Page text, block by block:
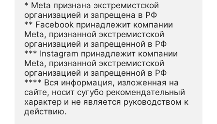
* Meta признана экстремистской
организацией и запрещена в РФ
** Facebook принадлежит компании
Meta, признанной экстремистской
организацией и запрещенной в РФ
*** Instagram принадлежит компании
Meta, признанной экстремистской
организацией и запрещенной в РФ
**** Вся информация, изложенная на
сайте, носит сугубо рекомендательный
характер и не является руководством к
действию.